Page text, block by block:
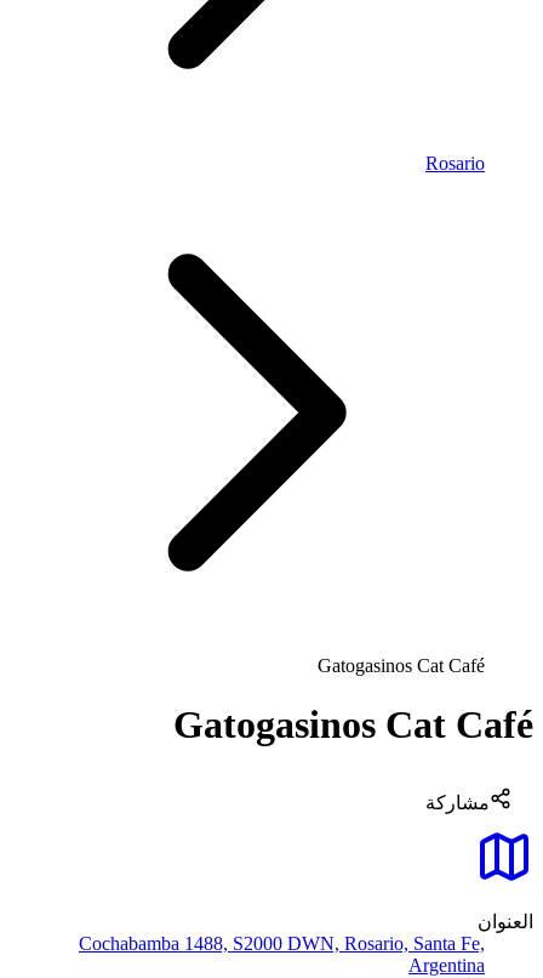
Rosario
Gatogasinos Cat Café
Gatogasinos Cat Café
مشاركة
العنوان
Cochabamba 1488, S2000 DWN, Rosario, Santa Fe,
Argentina